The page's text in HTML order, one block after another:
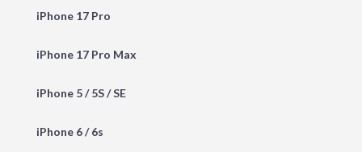
iPhone 17 Pro
iPhone 17 Pro Max
iPhone 5 / 5S / SE
iPhone 6 / 6s